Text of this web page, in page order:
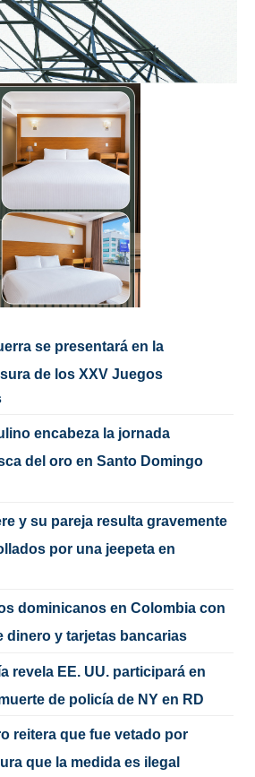
se presentará en la
de los XXV Juegos
encabeza la jornada
del oro en Santo Domingo
y su pareja resulta gravemente
por una jeepeta en
dominicanos en Colombia con
dinero y tarjetas bancarias
revela EE. UU. participará en
de policía de NY en RD
reitera que fue vetado por
que la medida es ilegal